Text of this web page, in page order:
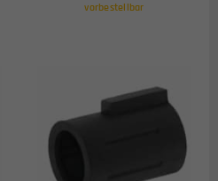
vorbestellbar